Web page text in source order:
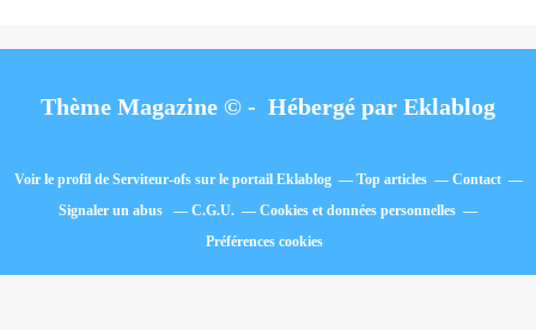
Thème Magazine © - Hébergé par Eklablog
Voir le profil de Serviteur-ofssur le portail Eklablog Top articles
Contact
Signaler un abus
C.G.U.
Cookies et données personnelles
Préférences cookies